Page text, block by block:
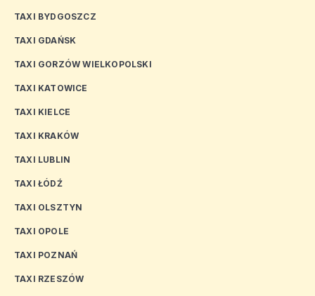
TAXI BYDGOSZCZ
TAXI GDAŃSK
TAXI GORZÓW WIELKOPOLSKI
TAXI KATOWICE
TAXI KIELCE
TAXI KRAKÓW
TAXI LUBLIN
TAXI ŁÓDŹ
TAXI OLSZTYN
TAXI OPOLE
TAXI POZNAŃ
TAXI RZESZÓW